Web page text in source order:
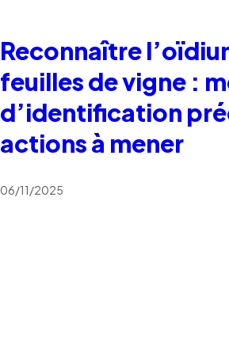
Reconnaître
feuilles de vigne :
d’identification
actions à mener
06/11/2025